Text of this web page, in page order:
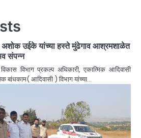
अशोक उईके यांच्या हस्ते मुंढेगाव आश्रमशाळेत
संपन्न
विभाग प्रकल्प अधिकारी, एकात्मिक आदिवासी
बांधकाम( आदिवासी ) विभाग यांच्या…